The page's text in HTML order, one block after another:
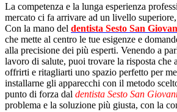
La competenza e la lunga esperienza
mercato ci fa arrivare ad un livello
Con la mano del dentista Sesto San
che mette al centro le tue esigenze e
alla precisione dei più esperti. Venendo a
lavoro di salute, puoi trovare la risposta che
offrirti e ritagliarti uno spazio perfetto per
installarne gli apparecchi con il metodo
punto di forza dal dentista Sesto San
problema e la soluzione più giusta, con la